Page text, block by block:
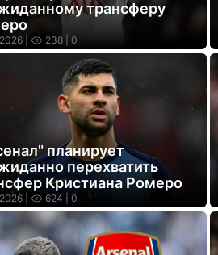
трансферу
| 238 | 0
планирует
перехватить
Кристиана Ромеро
| 624 | 0